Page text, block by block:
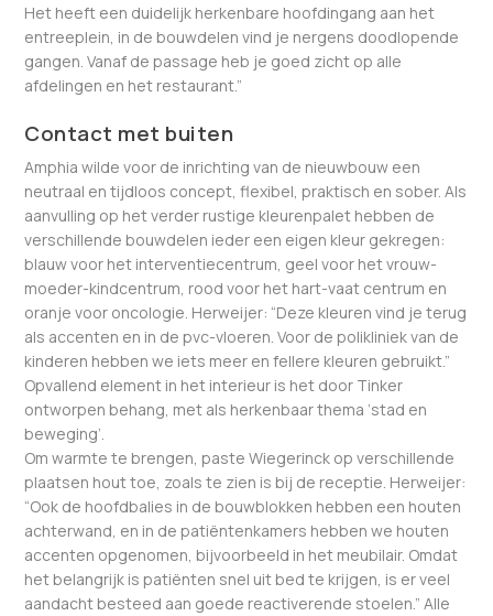
Het heeft een duidelijk herkenbare hoofdingang aan het
entreeplein, in de bouwdelen vind je nergens doodlopende
gangen. Vanaf de passage heb je goed zicht op alle
afdelingen en het restaurant.”
Contact met buiten
Amphia wilde voor de inrichting van de nieuwbouw een
neutraal en tijdloos concept, flexibel, praktisch en sober. Als
aanvulling op het verder rustige kleurenpalet hebben de
verschillende bouwdelen ieder een eigen kleur gekregen:
blauw voor het interventiecentrum, geel voor het vrouw-
moeder-kindcentrum, rood voor het hart-vaat centrum en
oranje voor oncologie. Herweijer: “Deze kleuren vind je terug
als accenten en in de pvc-vloeren. Voor de polikliniek van de
kinderen hebben we iets meer en fellere kleuren gebruikt.”
Opvallend element in het interieur is het door Tinker
ontworpen behang, met als herkenbaar thema ‘stad en
beweging’.
Om warmte te brengen, paste Wiegerinck op verschillende
plaatsen hout toe, zoals te zien is bij de receptie. Herweijer:
“Ook de hoofdbalies in de bouwblokken hebben een houten
achterwand, en in de patiëntenkamers hebben we houten
accenten opgenomen, bijvoorbeeld in het meubilair. Omdat
het belangrijk is patiënten snel uit bed te krijgen, is er veel
aandacht besteed aan goede reactiverende stoelen.” Alle